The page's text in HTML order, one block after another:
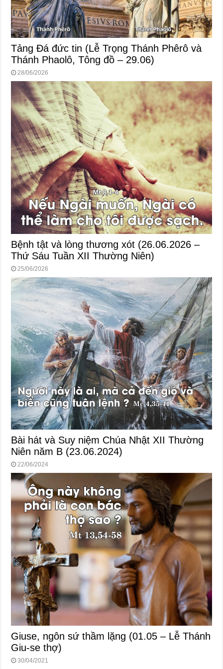
Tảng Đá đức tin (Lễ Trọng Thánh Phêrô và
Thánh Phaolô, Tông đồ – 29.06)
28/06/2026
Bệnh tật và lòng thương xót (26.06.2026 –
Thứ Sáu Tuần XII Thường Niên)
25/06/2026
Bài hát và Suy niệm Chúa Nhật XII Thường
Niên năm B (23.06.2024)
22/06/2024
Giuse, ngôn sứ thầm lặng (01.05 – Lễ Thánh
Giu-se thợ)
30/04/2021